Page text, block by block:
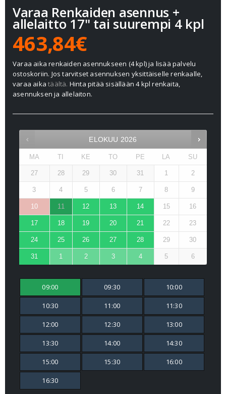
Varaa Renkaiden asennus +
allelaitto 17" tai suurempi 4 kpl
463,84€
Varaa aika renkaiden asennukseen (4 kpl) ja lisää palvelu
ostoskoriin. Jos tarvitset asennuksen yksittäiselle renkaalle,
varaa aikatäältä. Hinta pitää sisällään 4 kpl renkaita,
asennuksen ja allelaiton.
ELOKUU 2026
MA TI KE TO PE LA SU
27 28 29 30 31 1 2
3 4 5 6 7 8 9
10 11 12 13 14 15 16
17 18 19 20 21 22 23
24 25 26 27 28 29 30
31 1 2 3 4 5 6
09:00 09:30 10:00
10:30 11:00 11:30
12:00 12:30 13:00
13:30 14:00 14:30
15:00 15:30 16:00
16:30